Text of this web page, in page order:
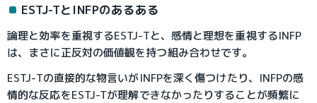
ESTJ-TとINFPのあるある
論理と効率を重視するESTJ-Tと、感情と理想を重視するINFP
は、まさに正反対の価値観を持つ組み合わせです。
ESTJ-Tの直接的な物言いがINFPを深く傷つけたり、INFPの感
情的な反応をESTJ-Tが理解できなかったりすることが頻繁に